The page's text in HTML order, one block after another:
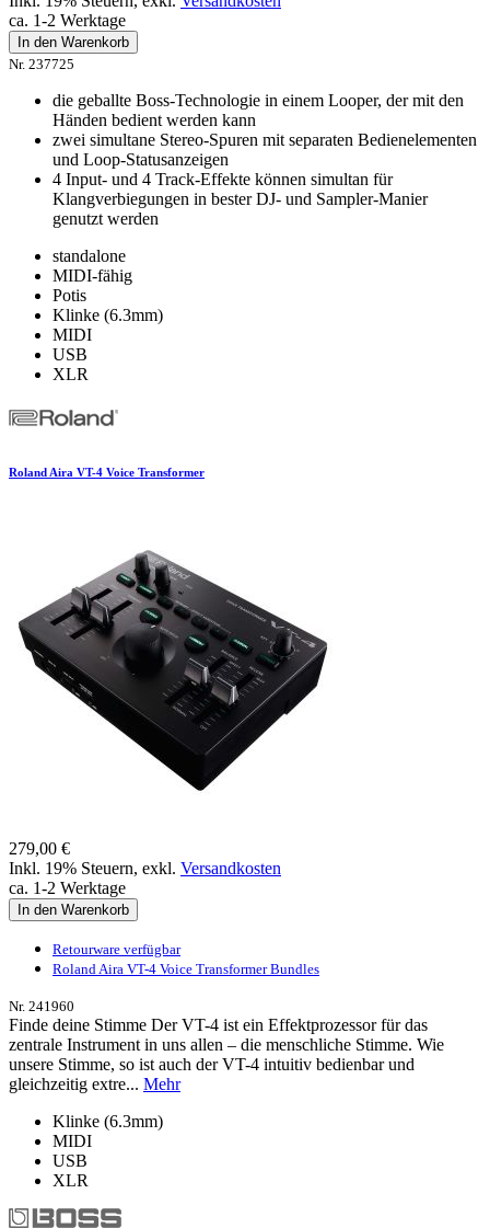
ca. 1-2 Werktage
In den Warenkorb
Nr. 237725
die geballte Boss-Technologie in einem Looper, der mit den
Händen bedient werden kann
zwei simultane Stereo-Spuren mit separaten Bedienelementen
und Loop-Statusanzeigen
4 Input- und 4 Track-Effekte können simultan für
Klangverbiegungen in bester DJ- und Sampler-Manier
genutzt werden
standalone
MIDI-fähig
Potis
Klinke (6.3mm)
MIDI
USB
XLR
Roland Aira VT-4 Voice Transformer
279,00 €
Inkl. 19% Steuern, exkl. Versandkosten
ca. 1-2 Werktage
In den Warenkorb
Retourware verfügbar
Roland Aira VT-4 Voice Transformer Bundles
Nr. 241960
Finde deine Stimme Der VT-4 ist ein Effektprozessor für das
zentrale Instrument in uns allen – die menschliche Stimme. Wie
unsere Stimme, so ist auch der VT-4 intuitiv bedienbar und
gleichzeitig extre... Mehr
Klinke (6.3mm)
MIDI
USB
XLR